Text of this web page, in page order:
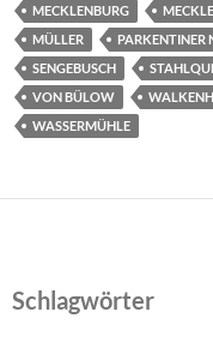
MECKLENBURG
MÜLLER
PARKENTINER
SENGEBUSCH
VON BÜLOW
WASSERMÜHLE
Schlagwörter